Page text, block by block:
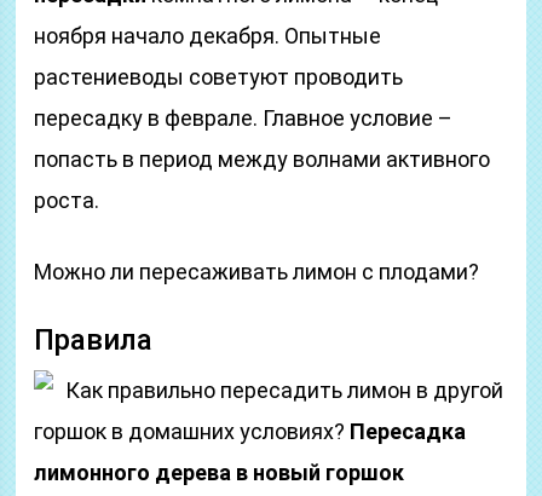
ноября начало декабря. Опытные
растениеводы советуют проводить
пересадку в феврале. Главное условие –
попасть в период между волнами активного
роста.
Можно ли пересаживать лимон с плодами?
Правила
Как правильно пересадить лимон в другой
горшок в домашних условиях? Пересадка
лимонного дерева в новый горшок